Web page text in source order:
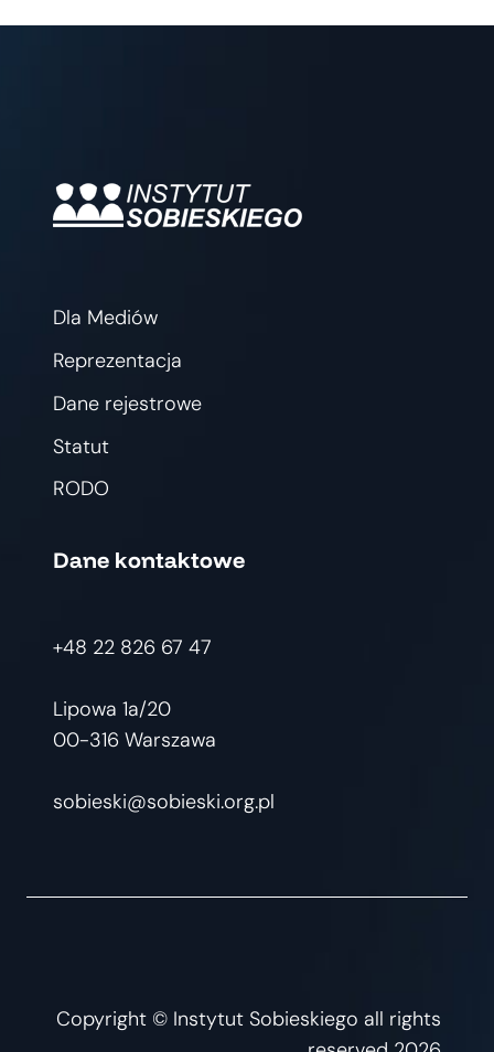
Dla Mediów
Reprezentacja
Dane rejestrowe
Statut
RODO
Dane kontaktowe
+48 22 826 67 47
Lipowa 1a/20
00-316 Warszawa
sobieski@sobieski.org.pl
Copyright © Instytut Sobieskiego all rights